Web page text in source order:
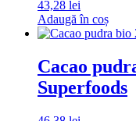
43,28 lei
Adaugă în coș
Cacao
Superfoods